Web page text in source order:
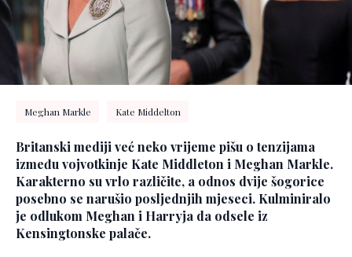
Meghan Markle Kate Middelton
Britanski mediji već neko vrijeme pišu o tenzijama
između vojvotkinje Kate Middleton i Meghan Markle.
Karakterno su vrlo različite, a odnos dvije šogorice
posebno se narušio posljednjih mjeseci. Kulminiralo
je odlukom Meghan i Harryja da odsele iz
Kensingtonske palače.